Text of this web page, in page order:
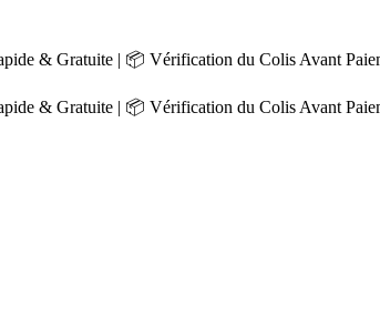
& Gratuite | 📦 Vérification du Colis Avant
& Gratuite | 📦 Vérification du Colis Avant